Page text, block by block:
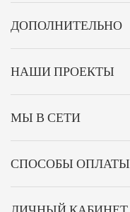
ДОПОЛНИТЕЛЬНО
НАШИ ПРОЕКТЫ
МЫ В СЕТИ
СПОСОБЫ ОПЛАТЫ